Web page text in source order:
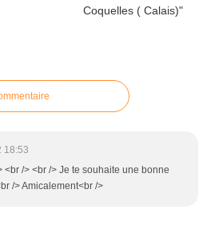
18:53
<br /> <br /> Je te souhaite une bonne
/> Amicalement<br />